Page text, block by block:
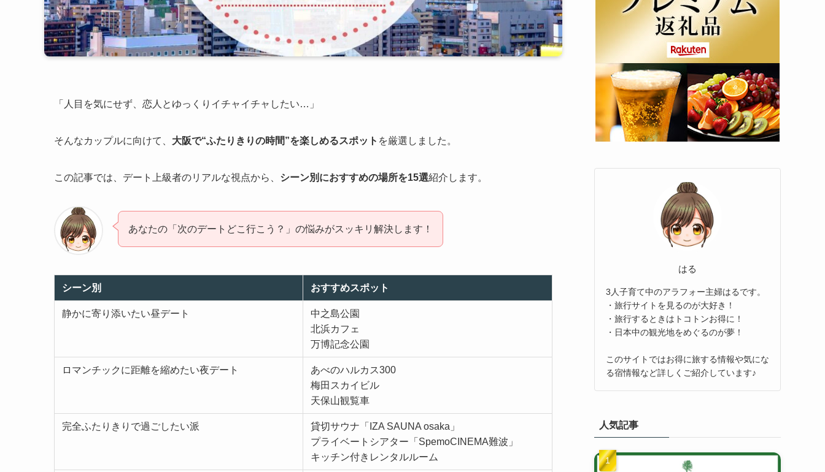
「人目を気にせず、恋人とゆっくりイチャイチャしたい…」
そんなカップルに向けて、 大阪で“ふたりきりの時間”を楽しめるスポット を厳選しました。
この記事では、デート上級者のリアルな視点から、 シーン別におすすめの場所を15選紹介します。
あなたの「次のデートどこ行こう？」の悩みがスッキリ解決します！
シーン別 おすすめスポット
静かに寄り添いたい昼デート
中之島公園
北浜カフェ
万博記念公園
ロマンチックに距離を縮めたい夜デート
あべのハルカス300
梅田スカイビル
天保山観覧車
完全ふたりきりで過ごしたい派
貸切サウナ「IZA SAUNA osaka」
プライベートシアター「SpemoCINEMA難波」
キッチン付きレンタルルーム
はる
3人子育て中のアラフォー主婦はるです。
・旅行サイトを見るのが大好き！
・旅行するときはトコトンお得に！
・日本中の観光地をめぐるのが夢！
このサイトではお得に旅する情報や気にな
る宿情報など詳しくご紹介しています♪
人気記事